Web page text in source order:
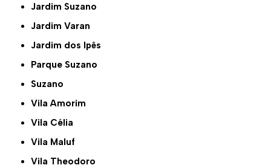
Jardim Suzano
Jardim Varan
Jardim dos Ipês
Parque Suzano
Suzano
Vila Amorim
Vila Célia
Vila Maluf
Vila Theodoro